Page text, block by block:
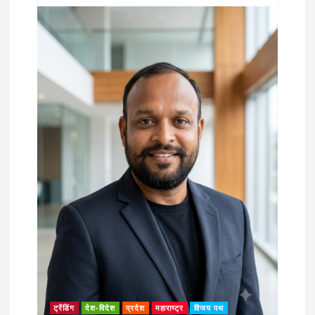
ट्रेंडिंग देश-विदेश प्रदेश महाराष्ट्र विजय पथ